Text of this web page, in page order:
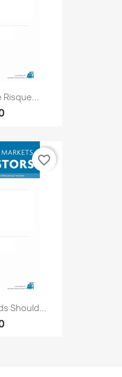
Risque...
Should...
favorite_border